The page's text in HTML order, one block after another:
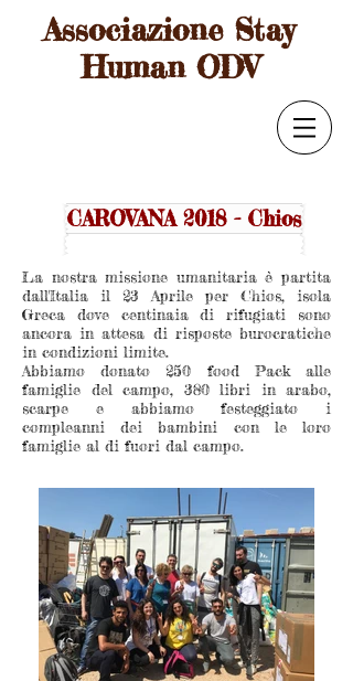
Associazione Stay
Human ODV
CAROVANA 2018 - Chios
La nostra missione umanitaria è partita
dall'Italia il 23 Aprile per Chios, isola
Greca dove centinaia di rifugiati sono
ancora in attesa di risposte burocratiche
in condizioni limite.
Abbiamo donato 250 food Pack alle
famiglie del campo, 380 libri in arabo,
scarpe e abbiamo festeggiato i
compleanni dei bambini con le loro
famiglie al di fuori dal campo.